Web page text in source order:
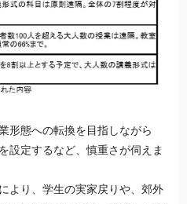
形態への転換を目指しながら
設定するなど、慎重さが伺えま
より、学生の実家戻りや、郊外